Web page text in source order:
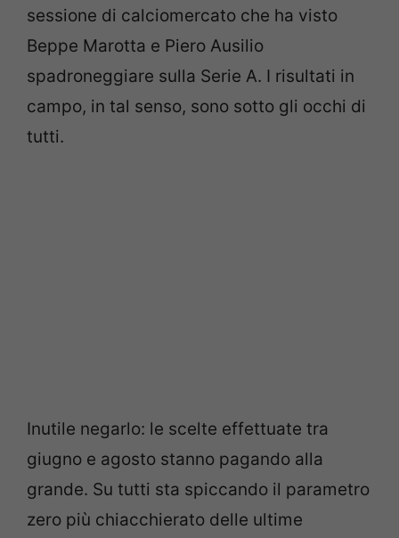
sessione di calciomercato che ha visto
Beppe Marotta e Piero Ausilio
spadroneggiare sulla Serie A. I risultati in
campo, in tal senso, sono sotto gli occhi di
tutti.
Inutile negarlo: le scelte effettuate tra
giugno e agosto stanno pagando alla
grande. Su tutti sta spiccando il parametro
zero più chiacchierato delle ultime